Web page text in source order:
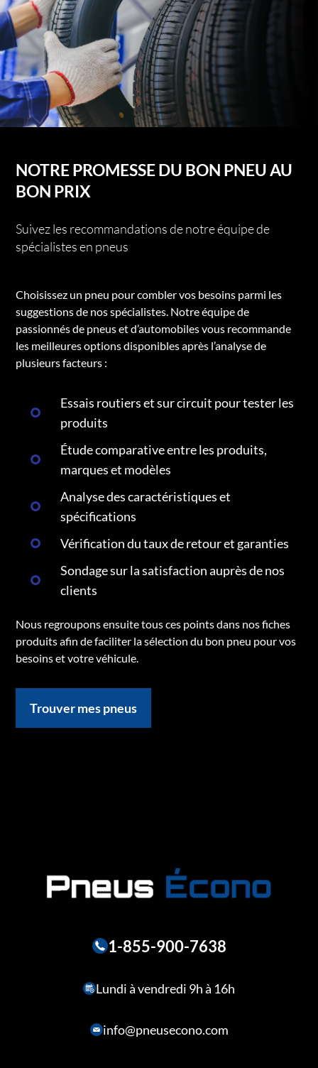
NOTRE PROMESSE DU BON PNEU AU
BON PRIX
Suivez les recommandations de notre équipe de
spécialistes en pneus
Choisissez un pneu pour combler vos besoins parmi les
suggestions de nos spécialistes. Notre équipe de
passionnés de pneus et d’automobiles vous recommande
les meilleures options disponibles après l’analyse de
plusieurs facteurs :
Essais routiers et sur circuit pour tester les
produits
Étude comparative entre les produits,
marques et modèles
Analyse des caractéristiques et
spécifications
Vérification du taux de retour et garanties
Sondage sur la satisfaction auprès de nos
clients
Nous regroupons ensuite tous ces points dans nos fiches
produits afin de faciliter la sélection du bon pneu pour vos
besoins et votre véhicule.
Trouver mes pneus
1-855-900-7638
Lundi à vendredi 9h à 16h
info@pneusecono.com